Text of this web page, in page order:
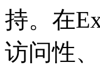
持。在
访问性